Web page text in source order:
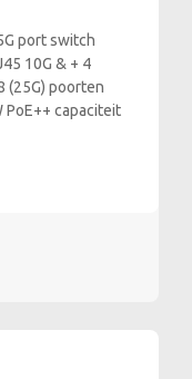
port switch
10G & + 4
(25G) poorten
PoE++ capaciteit